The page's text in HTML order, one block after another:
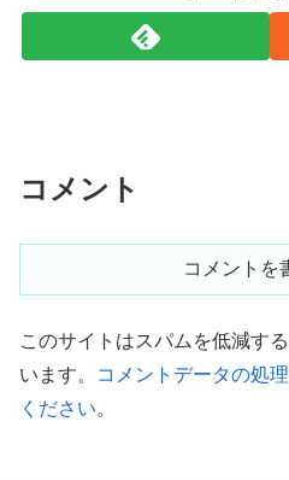
コメント
コメントを
このサイトはスパムを低減す
います。
コメントデータの処
ください。